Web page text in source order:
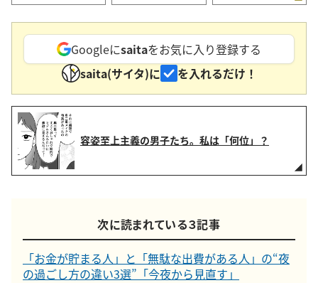
Googleにsaitaをお気に入り登録する
saita(サイタ)に
を入れるだけ！
容姿至上主義の男子たち。私は「何位」？
次に読まれている３記事
「お金が貯まる人」と「無駄な出費がある人」の“夜
の過ごし方の違い3選”「今夜から見直す」